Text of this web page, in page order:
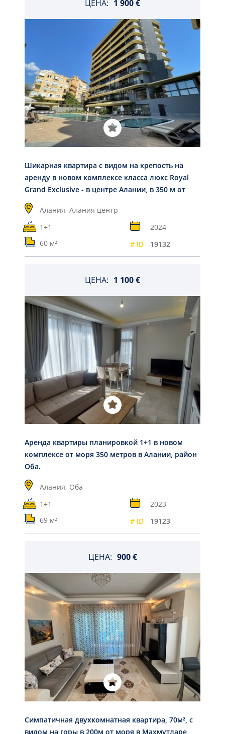
ЦЕНА: 1 900 €
Шикарная квартира с видом на крепость на
аренду в новом комплексе класса люкс Royal
Grand Exclusive - в центре Алании, в 350 м от
пляжа Клеопатра.
Алания, Алания центр
1+1
2024
60 м²
# ID 19132
ЦЕНА: 1 100 €
Aрендa квартиры планировкой 1+1 в новом
комплексе от моря 350 метров в Алании, район
Оба.
Алания, Оба
1+1
2023
69 м²
# ID 19123
ЦЕНА: 900 €
Симпатичная двухкомнатная квартира, 70м², с
видом на горы в 200м от моря в Махмутларе,